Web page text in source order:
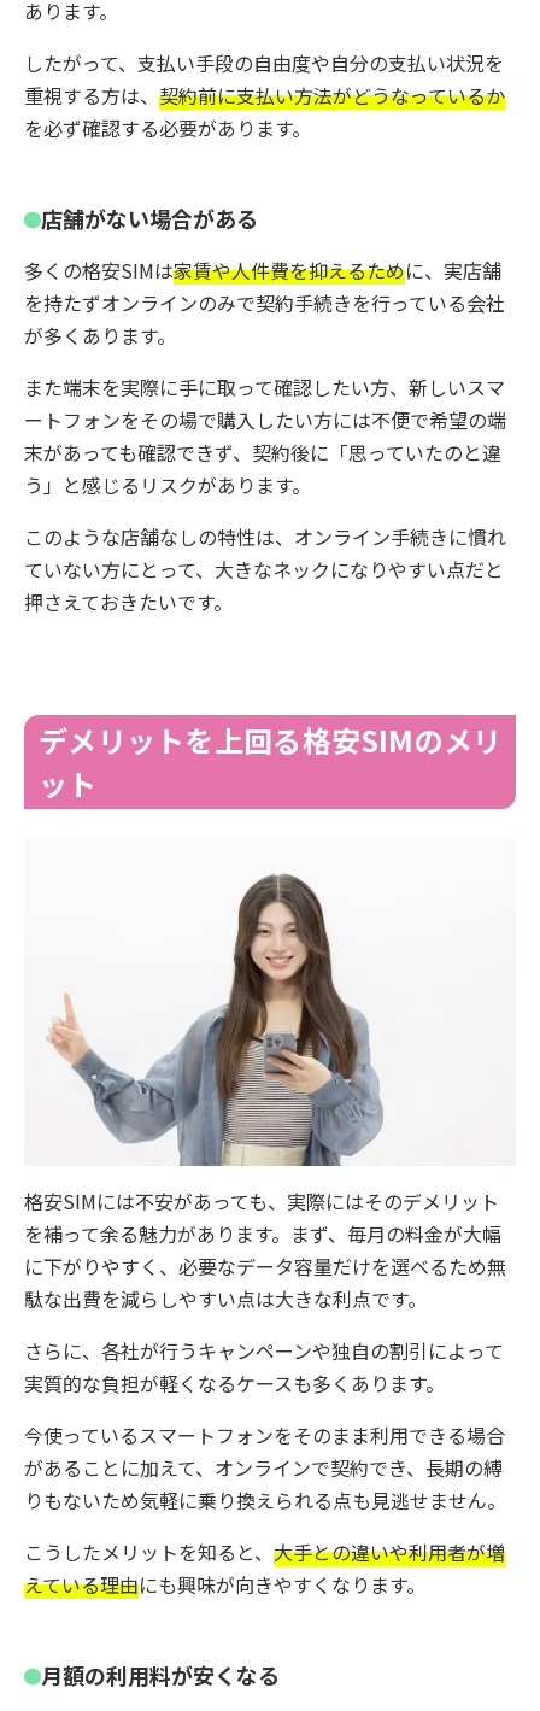
あります。
したがって、支払い手段の自由度や自分の支払い状況を
重視する方は、 契約前に支払い方法がどうなっているか
を必ず確認する必要があります。
店舗がない場合がある
多くの格安SIMは家賃や人件費を抑えるために、実店舗
を持たずオンラインのみで契約手続きを行っている会社
が多くあります。
また端末を実際に手に取って確認したい方、新しいスマ
ートフォンをその場で購入したい方には不便で希望の端
末があっても確認できず、契約後に「思っていたのと違
う」と感じるリスクがあります。
このような店舗なしの特性は、オンライン手続きに慣れ
ていない方にとって、大きなネックになりやすい点だと
押さえておきたいです。
デメリットを上回る格安SIMのメリ
ット
格安SIMには不安があっても、実際にはそのデメリット
を補って余る魅力があります。まず、毎月の料金が大幅
に下がりやすく、必要なデータ容量だけを選べるため無
駄な出費を減らしやすい点は大きな利点です。
さらに、各社が行うキャンペーンや独自の割引によって
実質的な負担が軽くなるケースも多くあります。
今使っているスマートフォンをそのまま利用できる場合
があることに加えて、オンラインで契約でき、長期の縛
りもないため気軽に乗り換えられる点も見逃せません。
こうしたメリットを知ると、 大手との違いや利用者が増
えている理由にも興味が向きやすくなります。
月額の利用料が安くなる